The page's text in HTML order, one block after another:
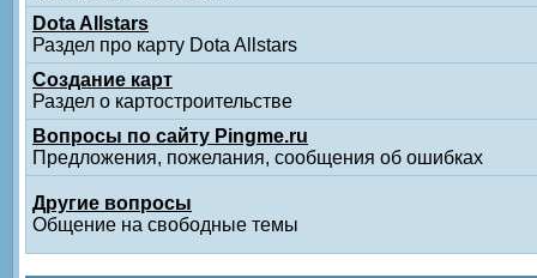
Dota Allstars
Раздел про карту Dota Allstars
Создание карт
Раздел о картостроительстве
Вопросы по сайту Pingme.ru
Предложения, пожелания, сообщения об ошибках
Другие вопросы
Общение на свободные темы